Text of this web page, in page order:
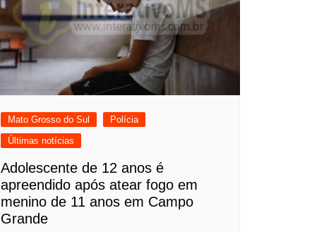
Mato Grosso do Sul
Polícia
Últimas notícias
Adolescente de 12 anos é
apreendido após atear fogo em
menino de 11 anos em Campo
Grande